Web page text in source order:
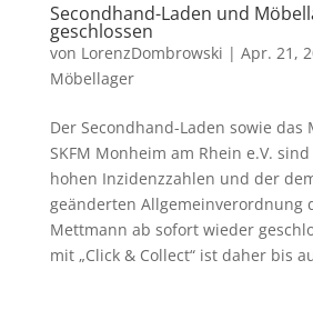
Secondhand-Laden und
geschlossen
von LorenzDombrowski | Apr. 21,
Möbellager
Der Secondhand-Laden sowie das
SKFM Monheim am Rhein e.V.
hohen Inzidenzzahlen und der
geänderten Allgemeinverordnung
Mettmann ab sofort wieder
mit „Click & Collect“ ist daher bis